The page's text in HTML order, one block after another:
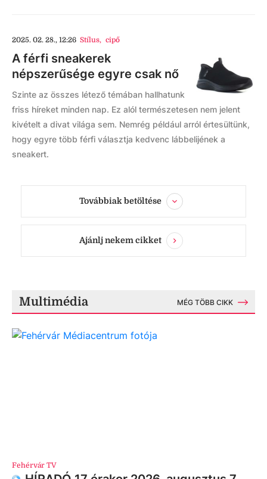
2025. 02. 28., 12:26 Stílus, cipő
A férfi sneakerek
népszerűsége egyre csak nő
Szinte az összes létező témában hallhatunk
friss híreket minden nap. Ez alól természetesen nem jelent
kivételt a divat világa sem. Nemrég például arról értesültünk,
hogy egyre több férfi választja kedvenc lábbelijének a
sneakert.
Továbbiak betöltése
Ajánlj nekem cikket
Multimédia MÉG TÖBB CIKK
Fehérvár TV